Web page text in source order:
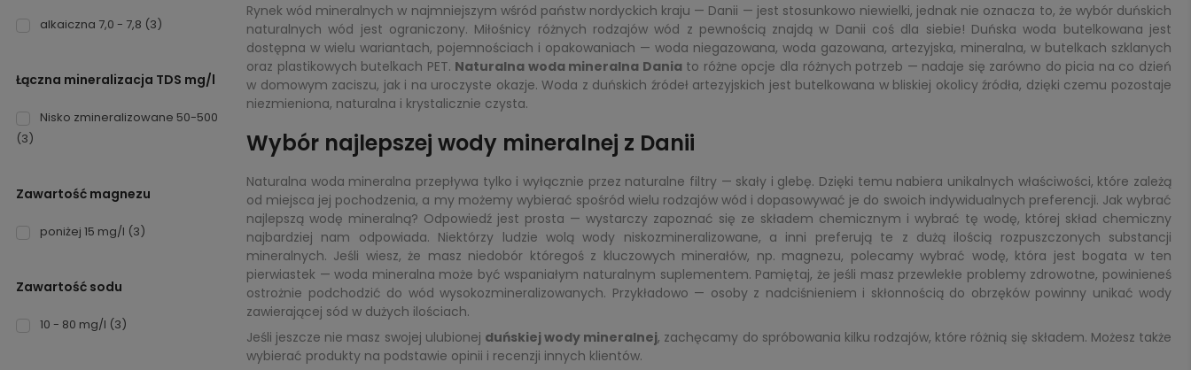
alkaiczna 7,0 - 7,8 (3)
Łączna mineralizacja TDS mg/l
Nisko zmineralizowane 50-500
(3)
Zawartość magnezu
poniżej 15 mg/l (3)
Zawartość sodu
10 - 80 mg/l (3)
Rynek wód mineralnych w najmniejszym wśród państw nordyckich kraju — Danii — jest stosunkowo niewielki, jednak nie oznacza to, że wybór duńskich
naturalnych wód jest ograniczony. Miłośnicy różnych rodzajów wód z pewnością znajdą w Danii coś dla siebie! Duńska woda butelkowana jest
dostępna w wielu wariantach, pojemnościach i opakowaniach — woda niegazowana, woda gazowana, artezyjska, mineralna, w butelkach szklanych
oraz plastikowych butelkach PET. Naturalna woda mineralna Daniato różne opcje dla różnych potrzeb — nadaje się zarówno do picia na co dzień
w domowym zaciszu, jak i na uroczyste okazje. Woda z duńskich źródeł artezyjskich jest butelkowana w bliskiej okolicy źródła, dzięki czemu pozostaje
niezmieniona, naturalna i krystalicznie czysta.
Wybór najlepszej wody mineralnej z Danii
Naturalna woda mineralna przepływa tylko i wyłącznie przez naturalne filtry — skały i glebę. Dzięki temu nabiera unikalnych właściwości, które zależą
od miejsca jej pochodzenia, a my możemy wybierać spośród wielu rodzajów wód i dopasowywać je do swoich indywidualnych preferencji. Jak wybrać
najlepszą wodę mineralną? Odpowiedź jest prosta — wystarczy zapoznać się ze składem chemicznym i wybrać tę wodę, której skład chemiczny
najbardziej nam odpowiada. Niektórzy ludzie wolą wody niskozmineralizowane, a inni preferują te z dużą ilością rozpuszczonych substancji
mineralnych. Jeśli wiesz, że masz niedobór któregoś z kluczowych minerałów, np. magnezu, polecamy wybrać wodę, która jest bogata w ten
pierwiastek — woda mineralna może być wspaniałym naturalnym suplementem. Pamiętaj, że jeśli masz przewlekłe problemy zdrowotne, powinieneś
ostrożnie podchodzić do wód wysokozmineralizowanych. Przykładowo — osoby z nadciśnieniem i skłonnością do obrzęków powinny unikać wody
zawierającej sód w dużych ilościach.
Jeśli jeszcze nie masz swojej ulubionej duńskiej wody mineralnej, zachęcamy do spróbowania kilku rodzajów, które różnią się składem. Możesz także
wybierać produkty na podstawie opinii i recenzji innych klientów.